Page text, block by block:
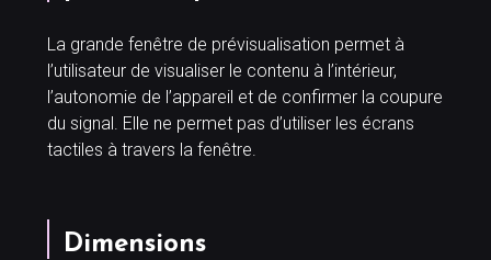
La grande fenêtre de prévisualisation permet à
l’utilisateur de visualiser le contenu à l’intérieur,
l’autonomie de l’appareil et de confirmer la coupure
du signal. Elle ne permet pas d’utiliser les écrans
tactiles à travers la fenêtre.
Dimensions